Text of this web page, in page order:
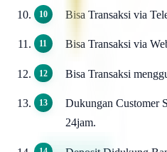
Bisa Transaksi via
Bisa Transaksi via
Bisa Transaksi
Dukungan Customer
24jam.